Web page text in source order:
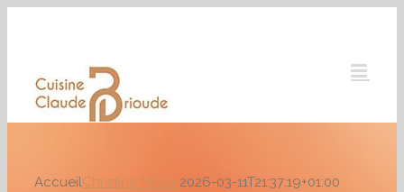
AccueilChristine Moser2026-03-11T21:37:19+01:00